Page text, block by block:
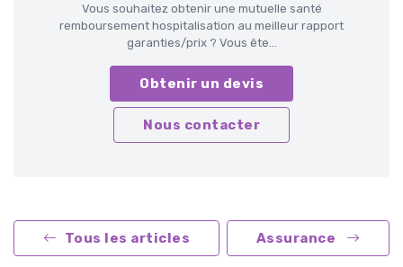
Vous souhaitez obtenir une mutuelle santé
remboursement hospitalisation au meilleur rapport
garanties/prix ? Vous ête...
Obtenir un devis
Nous contacter
Tous les articles Assurance